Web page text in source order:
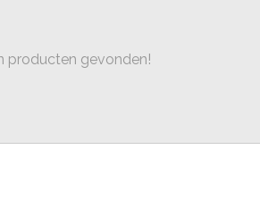
producten gevonden!